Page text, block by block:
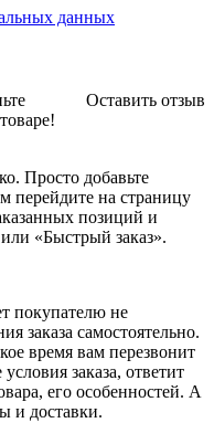
данных
Оставить отзыв
Просто добавьте
перейдите на страницу
позиций и
«Быстрый заказ».
покупателю не
заказа самостоятельно.
время вам перезвонит
заказа, ответит
его особенностей. А
и доставки.